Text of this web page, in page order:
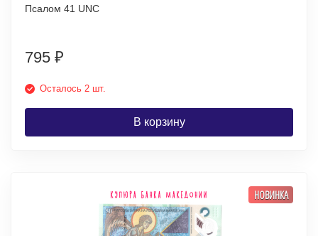
Псалом 41 UNC
795 ₽
Осталось 2 шт.
В корзину
НОВИНКА